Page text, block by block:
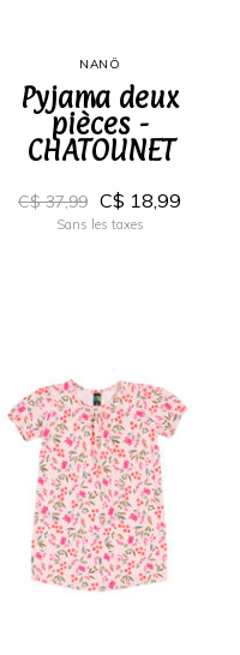
NANÖ
Pyjama deux
pièces -
CHATOUNET
C$ 37,99 C$ 18,99
Sans les taxes